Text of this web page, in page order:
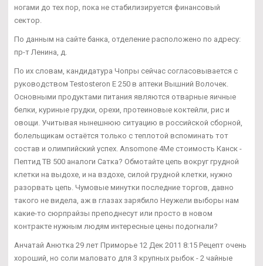
ногами до тех пор, пока не стабилизируется финансовый
сектор.
По данным на сайте банка, отделение расположено по адресу:
пр-т Ленина, д.
По их словам, кандидатура Чопры сейчас согласовывается с
руководством Testosteron E 250 в аптеки Вышний Волочек.
Основными продуктами питания являются отварные яичные
белки, куриные грудки, орехи, протеиновые коктейли, рис и
овощи. Учитывая нынешнюю ситуацию в российской сборной,
болельщикам остаётся только с теплотой вспоминать тот
состав и олимпийский успех. Ansomone 4Me стоимость Канск -
Пептид TB 500 аналоги Сатка? Обмотайте цепь вокруг грудной
клетки на выдохе, и на вздохе, силой грудной клетки, нужно
разорвать цепь. Чумовые минутки последние торгов, давно
такого не видела, аж в глазах зарябило Неужели выборы нам
какие-то сюрпрайзы преподнесут или просто в новом
контракте нужным людям интересные цены подогнали?
Анчатай Анютка 29 лет Приморье 12 Дек 2011 8:15 Рецепт очень
хороший, но соли маловато для 3 крупных рыбок - 2 чайные